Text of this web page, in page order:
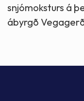
snjómoksturs á
ábyrgð